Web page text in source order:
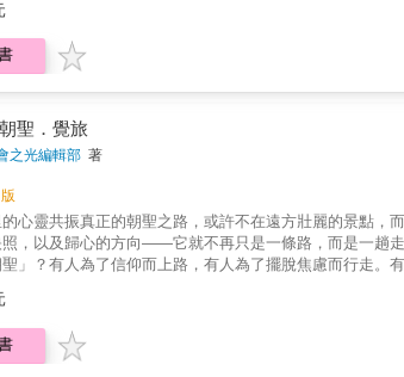
文化 × 哲思一場超越觀光打卡的靈魂遠行。本書是獨特
▌在Camino與自我對話在西班牙的道路上，朝聖者的行
轉，循著神奇的扇貝與黃箭頭前行。旅途中一路相伴的
生命意義的旅人透過這本書，你將看見如何在迷途中找
否踏上「朝聖路」，都能在日常中開啟屬於自己的內
鍾情深度文化旅行、探索在地故事的旅人→ 正在人生
哲青 | 陳建仁 | 王儷瑾 | 郭約瑟 | 蕭玉芬 | 黃浩然神父
中放下日常的忙碌與醫者的身分，單純地傾聽內心的聲
，更是一堂學習分享愛與恩典的生命課。」──郭約瑟．
建言。」──蕭玉芬．台灣西班牙人之家協會監事「他
黃浩然．天主教靈醫會會長「不只是記錄朝聖路上所看
督長老教會牧師
聖．覺旅
之光編輯部 著
心靈共振真正的朝聖之路，或許不在遠方壯麗的景點，
，以及歸心的方向——它就不再只是一條路，而是一趟走
」？有人為了信仰而上路，有人為了擺脫焦慮而行走。
文化 × 哲思一場超越觀光打卡的靈魂遠行。本書是獨特
▌在Camino與自我對話在西班牙的道路上，朝聖者的行
轉，循著神奇的扇貝與黃箭頭前行。旅途中一路相伴的